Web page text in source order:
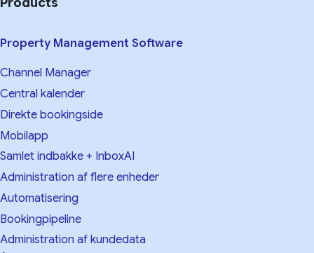
Products
Property Management Software
Channel Manager
Central kalender
Direkte bookingside
Mobilapp
Samlet indbakke + InboxAI
Administration af flere enheder
Automatisering
Bookingpipeline
Administration af kundedata